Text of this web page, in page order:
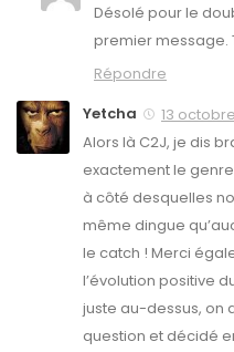
Désolé pour le
premier message.
Répondre
Yetcha
13
Alors là C2J, je dis
exactement le
à côté desquelles
même dingue
le catch ! Merci
l’évolution positive
juste au-dessus, on
question et décidé